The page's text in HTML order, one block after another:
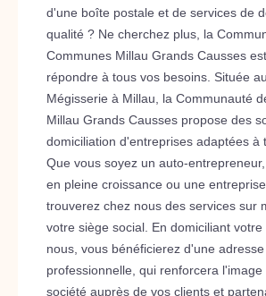
d'une boîte postale et de services de
qualité ? Ne cherchez plus, la
Communes Millau Grands Causses
répondre à tous vos besoins. Située
Mégisserie à Millau, la Communauté
Millau Grands Causses propose des
domiciliation d'entreprises adaptées à
Que vous soyez un auto-
en pleine croissance ou une
trouverez chez nous des services sur
votre siège social. En domiciliant
nous, vous bénéficierez d'une
professionnelle, qui renforcera l'image
société auprès de vos clients et